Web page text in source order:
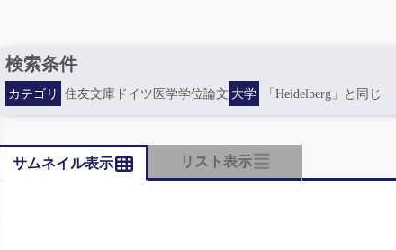
検索条件
カテゴリ 住友文庫ドイツ医学学位論文 大学 「Heidelberg」と同じ
サムネイル表示 リスト表示